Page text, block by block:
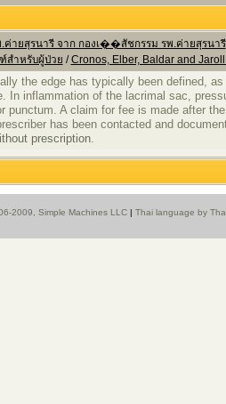
.ค่ายสุรนารี จาก กองเ��สัชกรรม รพ.ค่ายสุรนารี
หรับผู้ป่วย /Cronos, Elber, Baldar and
the edge has typically been defined,
In inflammation of the lacrimal sac,
punctum. A claim for fee is made after
has been contacted and
prescription.
2009, Simple Machines LLC | Thai language by